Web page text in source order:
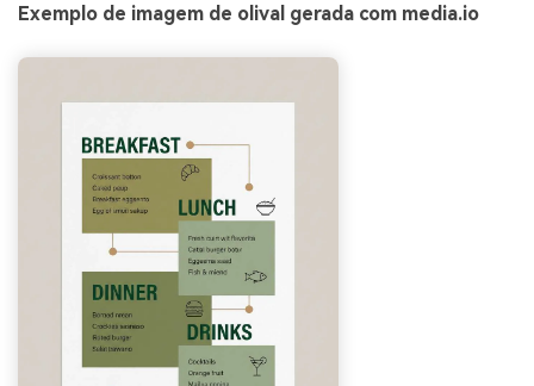
Exemplo de imagem de olival gerada com media.io